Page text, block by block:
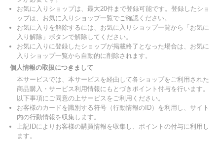
お気に入りショップは、最大20件まで登録可能です。登録したショ
ップは、お気に入りショップ一覧でご確認ください。
お気に入りを解除するには、お気に入りショップ一覧から「お気に
入り解除」ボタンで解除してください。
お気に入りに登録したショップが掲載終了となった場合は、お気に
入りショップ一覧から自動的に削除されます。
個人情報の取扱につきまして
本サービスでは、本サービスを経由して各ショップをご利用された
商品購入・サービス利用情報にもとづきポイント付与を行います。
以下事項にご同意の上サービスをご利用ください。
お客様のカードを識別する符号（行動情報のID）を利用し、サイト
内の行動情報を収集します。
上記IDによりお客様の購買情報を収集し、ポイントの付与に利用し
ます。